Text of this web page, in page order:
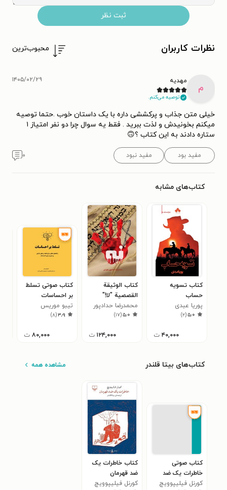
ثبت نظر
نظرات کاربران محبوب‌ترین
م
مهدیه
توصیه می‌کنم.
۱۴۰۵/۰۲/۲۹
خیلی متن جذاب و پرکششی داره با یک داستان خوب .حتما توصیه
میکنم بخونیدش و لذت ببرید . فقط یه سوال چرا دو نفر امتیاز ۱
ستاره دادند به این کتاب ؟🙃
مفید بود مفید نبود ۰
کتاب‌های مشابه
کتاب تسویه
حساب
پوریا عبدی
۵٫۰(۲)
۴۰,۰۰۰ ت
کتاب الوثیقة
القصصیة "لا!"
محمدرضا حدادپور
جهرمی
۵٫۰(۱۷)
۱۲۴,۰۰۰ ت
کتاب صوتی تسلط
بر احساسات
تیبو موریس
۳٫۹(۸)
۸۰,۰۰۰ ت
کتاب‌های بیتا قلندر مشاهده همه
کتاب صوتی
خاطرات یک ضد
قهرمان
کورنل فیلیپوویچ
کتاب خاطرات یک
ضد قهرمان
کورنل فیلیپوویچ